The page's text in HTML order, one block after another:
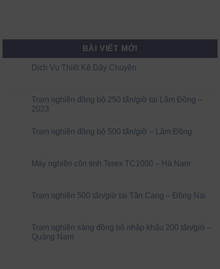
BÀI VIẾT MỚI
Dịch Vụ Thiết Kế Dây Chuyền
Trạm nghiền đồng bộ 250 tấn/giờ tại Lâm Đồng –
2023
Trạm nghiền đồng bộ 500 tấn/giờ – Lâm Đồng
Máy nghiền côn tinh Terex TC1000 – Hà Nam
Trạm nghiền 500 tấn/giờ tại Tân Cang – Đồng Nai
Trạm nghiền sàng đồng bộ nhập khẩu 200 tấn/giờ –
Quảng Nam